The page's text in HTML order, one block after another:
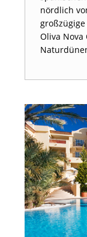
nördlich
großzügige
Oliva Nova